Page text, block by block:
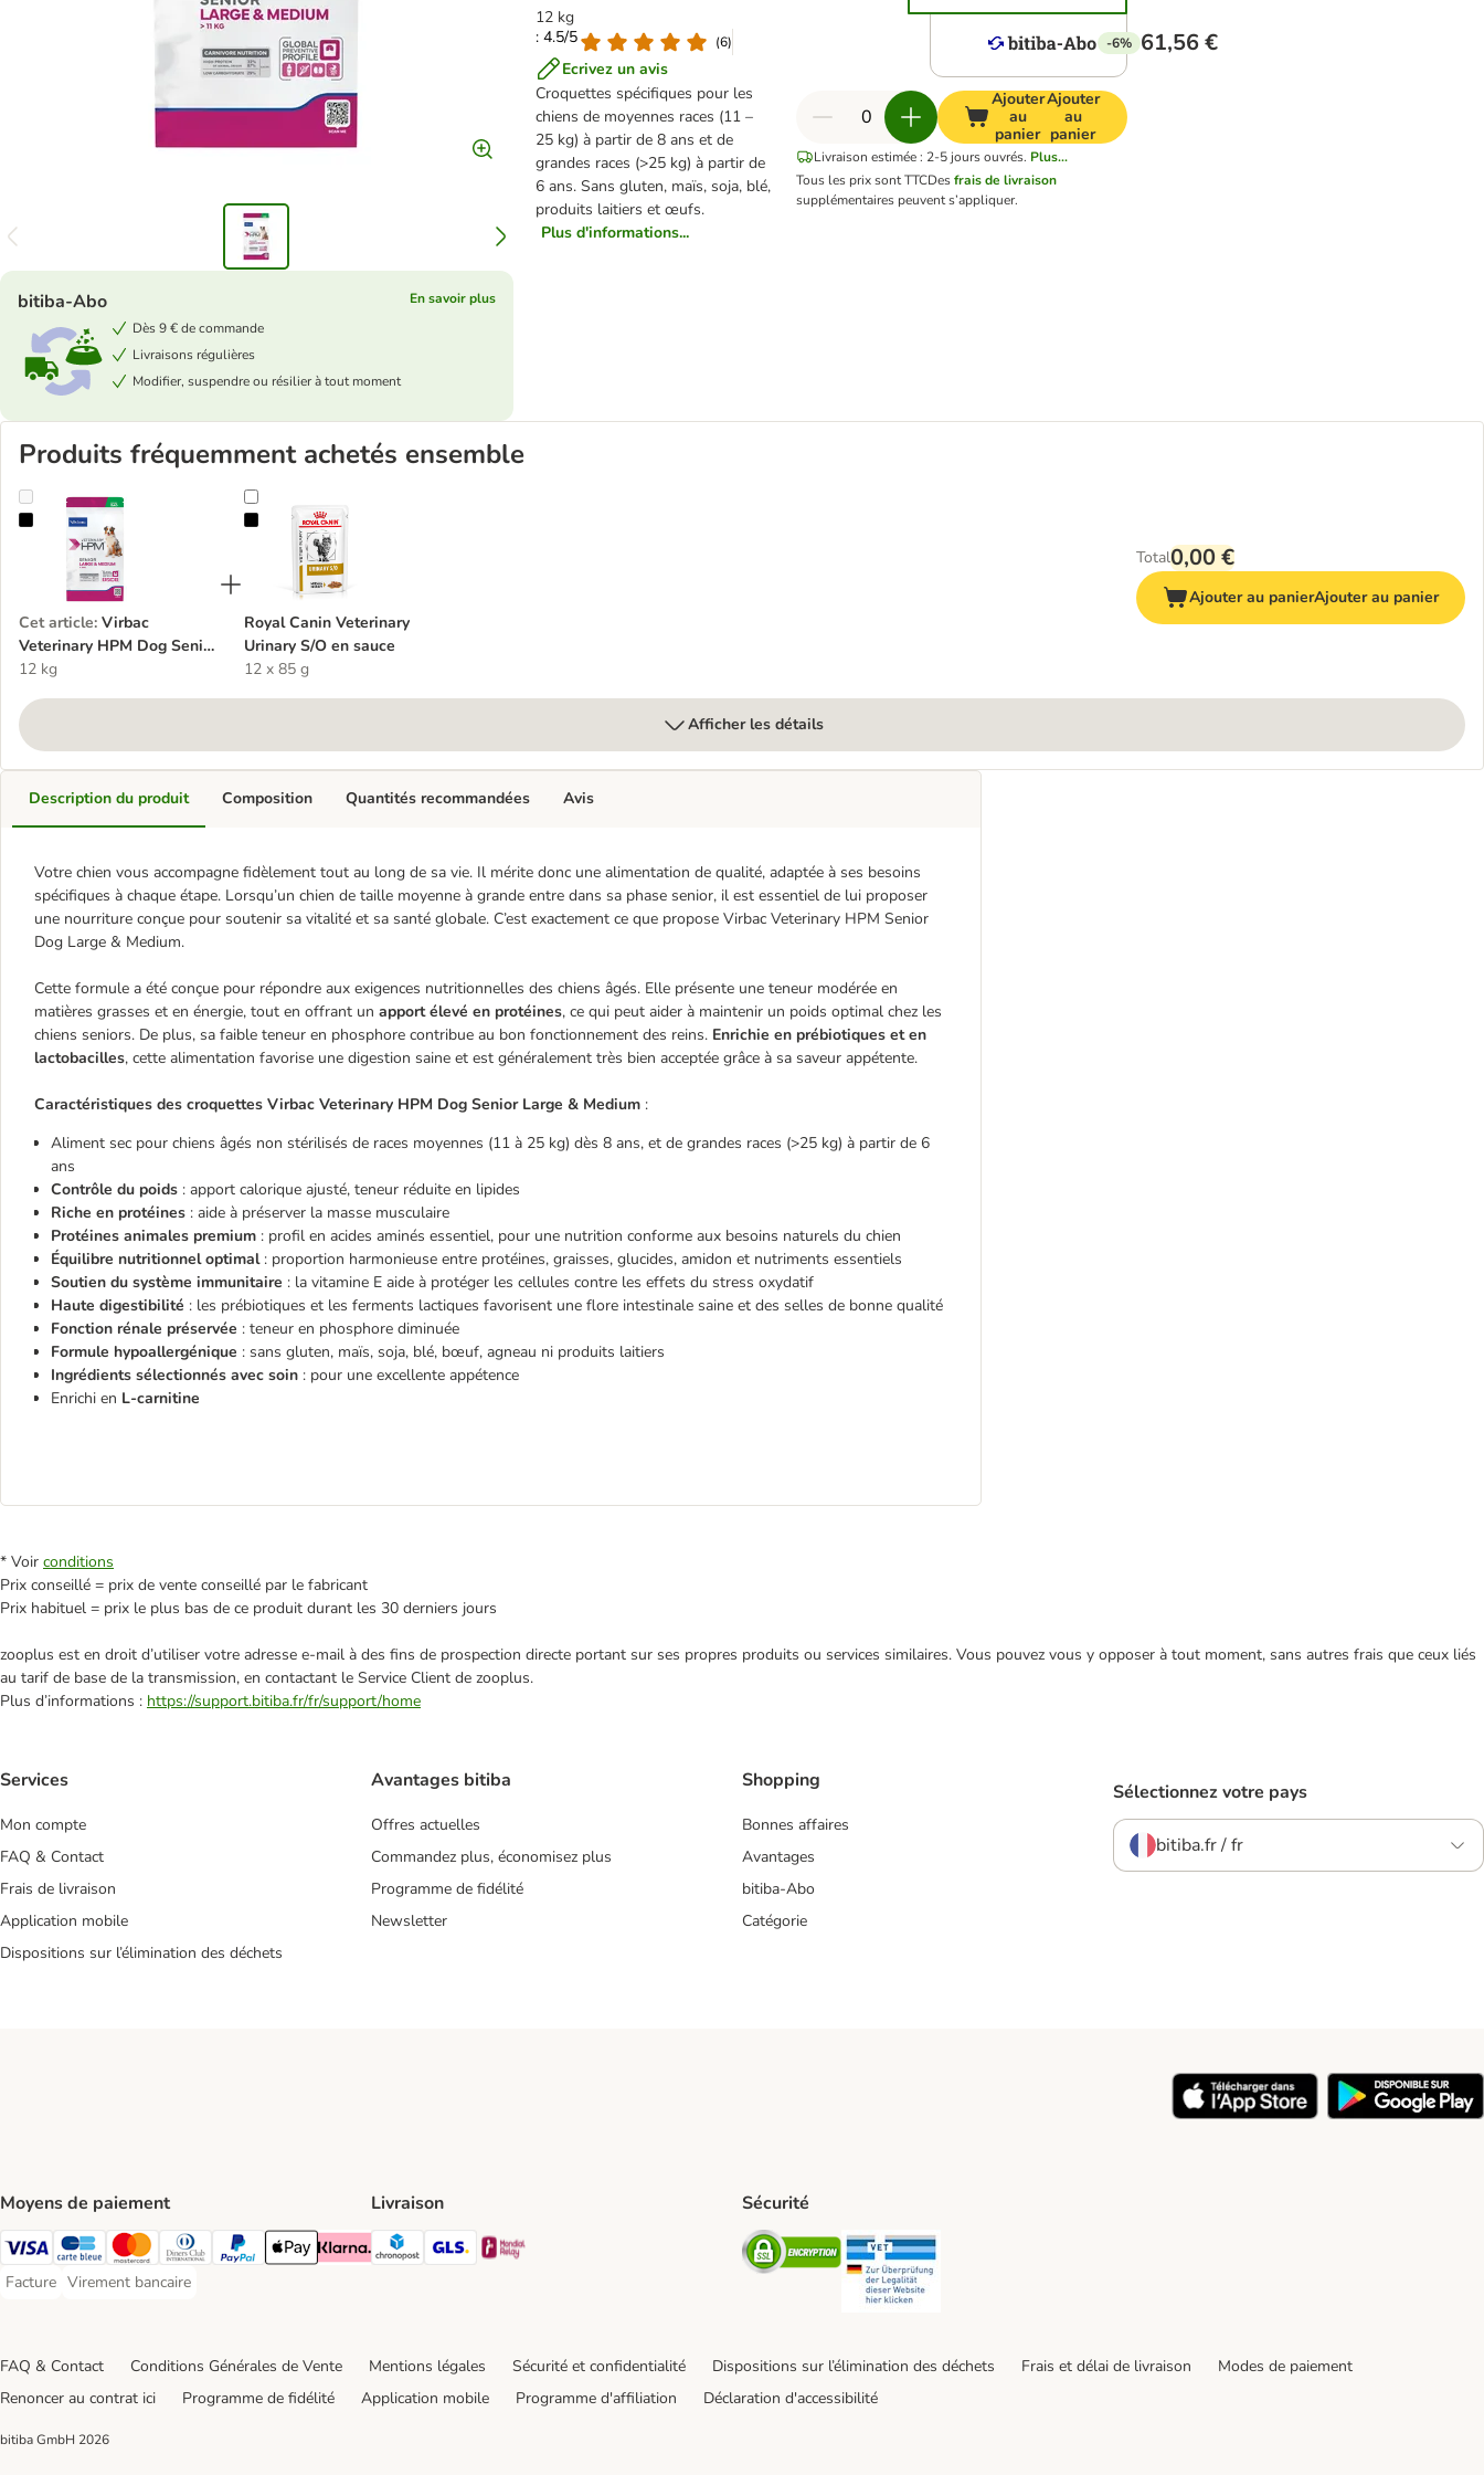
12 kg
: 4.5/5
(6)
Ecrivez un avis
Croquettes spécifiques pour les
chiens de moyennes races (11 –
25 kg) à partir de 8 ans et de
grandes races (>25 kg) à partir de
6 ans. Sans gluten, maïs, soja, blé,
produits laitiers et œufs.
Plus d'informations...
bitiba-Abo
En savoir plus
Dès 9 € de commande
Livraisons régulières
Modifier, suspendre ou résilier à tout moment
-6% 61,56 €
Ajouter
au
panier
Ajouter
au
panier
Livraison estimée : 2-5 jours ouvrés. Plus...
Tous les prix sont TTCDesfrais de livraison
supplémentaires peuvent s’appliquer.
Produits fréquemment achetés ensemble
Virbac Veterinary HPM Dog Senior Large & Medium
Cet article: Virbac
Veterinary HPM Dog Senior
Large & Medium
12 kg
Royal Canin Veterinary Urinary S/O en sauce
Royal Canin Veterinary
Urinary S/O en sauce
12 x 85 g
Total0,00 €
Ajouter au panierAjouter au panier
Afficher les détails
Description du produit
Votre chien vous accompagne fidèlement tout au long de sa vie. Il mérite donc une alimentation de qualité, adaptée à ses besoins
spécifiques à chaque étape. Lorsqu’un chien de taille moyenne à grande entre dans sa phase senior, il est essentiel de lui proposer
une nourriture conçue pour soutenir sa vitalité et sa santé globale. C’est exactement ce que propose Virbac Veterinary HPM Senior
Dog Large & Medium.
Cette formule a été conçue pour répondre aux exigences nutritionnelles des chiens âgés. Elle présente une teneur modérée en
matières grasses et en énergie, tout en offrant un apport élevé en protéines, ce qui peut aider à maintenir un poids optimal chez les
chiens seniors. De plus, sa faible teneur en phosphore contribue au bon fonctionnement des reins. Enrichie en prébiotiques et en
lactobacilles, cette alimentation favorise une digestion saine et est généralement très bien acceptée grâce à sa saveur appétente.
Caractéristiques des croquettes Virbac Veterinary HPM Dog Senior Large & Medium :
Aliment sec pour chiens âgés non stérilisés de races moyennes (11 à 25 kg) dès 8 ans, et de grandes races (>25 kg) à partir de 6
ans
Contrôle du poids : apport calorique ajusté, teneur réduite en lipides
Riche en protéines : aide à préserver la masse musculaire
Protéines animales premium : profil en acides aminés essentiel, pour une nutrition conforme aux besoins naturels du chien
Équilibre nutritionnel optimal : proportion harmonieuse entre protéines, graisses, glucides, amidon et nutriments essentiels
Soutien du système immunitaire : la vitamine E aide à protéger les cellules contre les effets du stress oxydatif
Haute digestibilité : les prébiotiques et les ferments lactiques favorisent une flore intestinale saine et des selles de bonne qualité
Fonction rénale préservée : teneur en phosphore diminuée
Formule hypoallergénique : sans gluten, maïs, soja, blé, bœuf, agneau ni produits laitiers
Ingrédients sélectionnés avec soin : pour une excellente appétence
Enrichi en L-carnitine
Composition Quantités recommandées Avis
* Voir conditions
Prix conseillé = prix de vente conseillé par le fabricant
Prix habituel = prix le plus bas de ce produit durant les 30 derniers jours
zooplus est en droit d’utiliser votre adresse e‑mail à des fins de prospection directe portant sur ses propres produits ou services similaires. Vous pouvez vous y opposer à tout moment, sans autres frais que ceux liés
au tarif de base de la transmission, en contactant le Service Client de zooplus.
Plus d’informations : https://support.bitiba.fr/fr/support/home
Services
Mon compte
FAQ & Contact
Frais de livraison
Application mobile
Dispositions sur l’élimination des déchets
Avantages bitiba
Offres actuelles
Commandez plus, économisez plus
Programme de fidélité
Newsletter
Shopping
Bonnes affaires
Avantages
bitiba-Abo
Catégorie
Sélectionnez votre pays
bitiba.fr / fr
Moyens de paiement
Visa Payment Method
carte bleue Payment Method
Master Card Payment Method
Diners Club Payment Method
Paypal Payment Method
Apple Pay Payment Method
Klarna Payment Method
Facture
Facture Payment Method
Virement bancaire
Virement bancaire Payment Method
Livraison
Chronopost Shipping Method
GLS Shipping Method
Mondial relay Shipping Method
Sécurité
Security
FAQ & Contact Conditions Générales de Vente Mentions légales Sécurité et confidentialité Dispositions sur l’élimination des déchets Frais et délai de livraison
Modes de paiement
Renoncer au contrat ici
Programme de fidélité Application mobile Programme d'affiliation Déclaration d'accessibilité
bitiba GmbH 2026